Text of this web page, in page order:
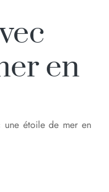
en
une étoile de mer en